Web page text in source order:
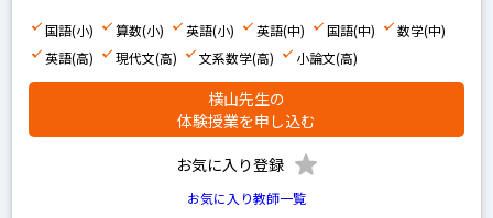
中学生の科目を指定
英語
数学
国語(小) 算数(小) 英語(小) 英語(中) 国語(中)
数学(中)
英語(高)
現代文(高) 文系数学(高) 小論文(高)
横山先生の
体験授業を申し込む
お気に入り登録
お気に入り教師一覧